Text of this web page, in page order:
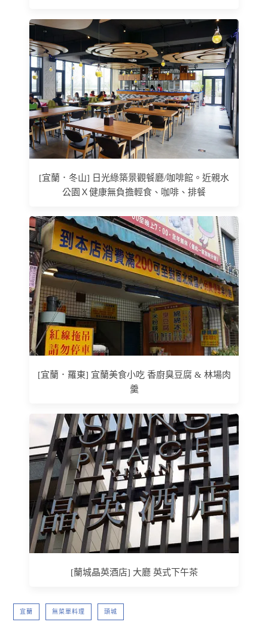
[宜蘭．冬山] 日光綠築景觀餐廳/咖啡館。近親水
公園Ｘ健康無負擔輕食、咖啡、排餐
[宜蘭．羅東] 宜蘭美食小吃 香廚臭豆腐 & 林場肉
羹
[蘭城晶英酒店] 大廳 英式下午茶
宜蘭 無菜單料理 頭城